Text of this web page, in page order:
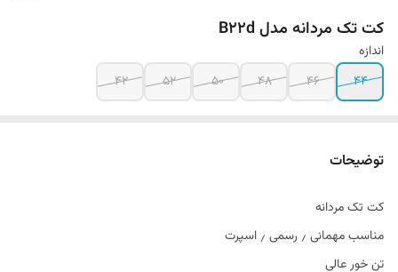
کت تک مردانه مدل B22d
اندازه
44
46
48
50
52
42
توضیحات
کت تک مردانه
مناسب مهمانی ٫ رسمی ٫ اسپرت
تن خور عالی